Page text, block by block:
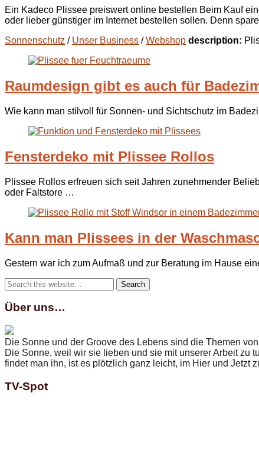
Ein Kadeco Plissee preiswert online bestellen Beim Kauf
oder lieber günstiger im Internet bestellen sollen. Denn
Sonnenschutz / Unser Business /Webshop description:
Raumdesign gibt es auch für
Wie kann man stilvoll für Sonnen- und Sichtschutz im
Fensterdeko mit Plissee Rollos
Plissee Rollos erfreuen sich seit Jahren zunehmender
oder Faltstore …
Kann man Plissees in der
Gestern war ich zum Aufmaß und zur Beratung im Hause
Über uns…
Die Sonne und der Groove des Lebens sind die Themen von
Die Sonne, weil wir sie lieben und sie mit unserer Arbeit zu
findet man ihn, ist es plötzlich ganz leicht, im Hier und Jetzt
TV-Spot